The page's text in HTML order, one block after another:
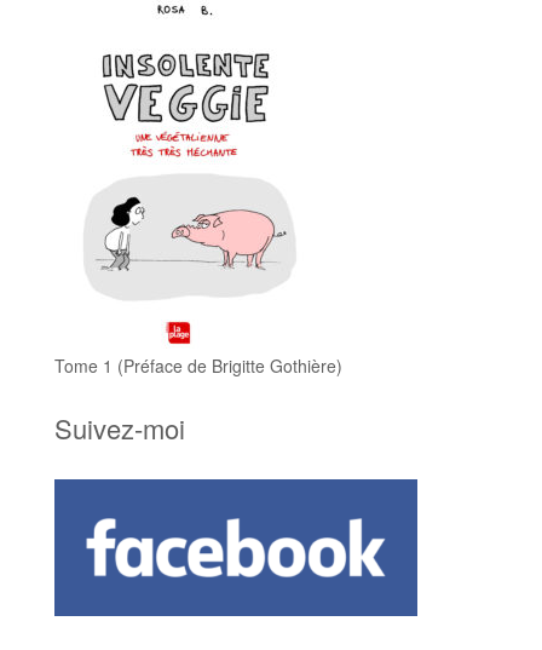
Tome 1 (Préface de Brigitte Gothière)
Suivez-moi